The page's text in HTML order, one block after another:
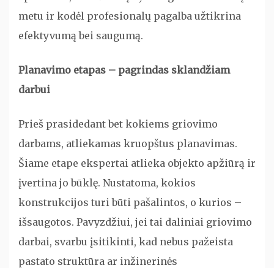
metu ir kodėl profesionalų pagalba užtikrina
efektyvumą bei saugumą.
Planavimo etapas – pagrindas sklandžiam
darbui
Prieš prasidedant bet kokiems griovimo
darbams, atliekamas kruopštus planavimas.
Šiame etape ekspertai atlieka objekto apžiūrą ir
įvertina jo būklę. Nustatoma, kokios
konstrukcijos turi būti pašalintos, o kurios –
išsaugotos. Pavyzdžiui, jei tai daliniai griovimo
darbai, svarbu įsitikinti, kad nebus pažeista
pastato struktūra ar inžinerinės